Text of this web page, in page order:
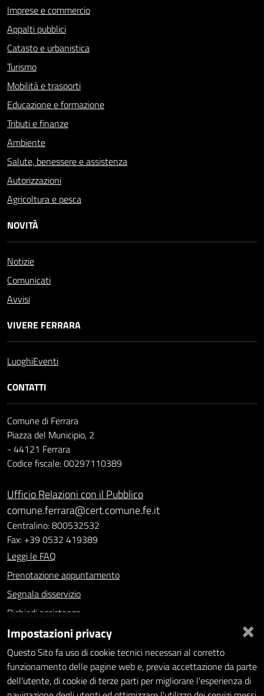
Imprese e commercio
Appalti pubblici
Catasto e urbanistica
Turismo
Mobilità e trasporti
Educazione e formazione
Tributi e finanze
Ambiente
Salute, benessere e assistenza
Autorizzazioni
Agricoltura e pesca
NOVITÀ
Notizie
Comunicati
Avvisi
VIVERE FERRARA
LuoghiEventi
CONTATTI
Comune di Ferrara
Piazza del Municipio, 2
- 44121 Ferrara
Codice fiscale: 00297110389
Ufficio Relazioni con il Pubblico
comune.ferrara@cert.comune.fe.it
Centralino: 800532532
Fax: +39 0532 419389
Leggi le FAQ
Prenotazione appuntamento
Segnala disservizio
Richiedi assistenza
Statistiche dei Siti web
Intranet - accesso riservato
Amministrazione trasparente
×
Impostazioni privacy
Questo Sito fa uso di cookie tecnici necessari al corretto
funzionamento delle pagine web e, previa accettazione da parte
dell'utente, di cookie di terze parti per migliorare l'esperienza di